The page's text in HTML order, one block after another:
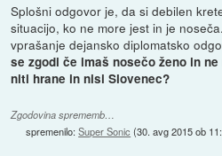
Splošni odgovor je, da si debilen
situacijo, ko ne more jest in je
vprašanje dejansko diplomatsko
se zgodi če imaš nosečo ženo in
niti hrane in nisi Slovenec?
Zgodovina sprememb…
spremenilo:Super Sonic (30. avg 2015 ob